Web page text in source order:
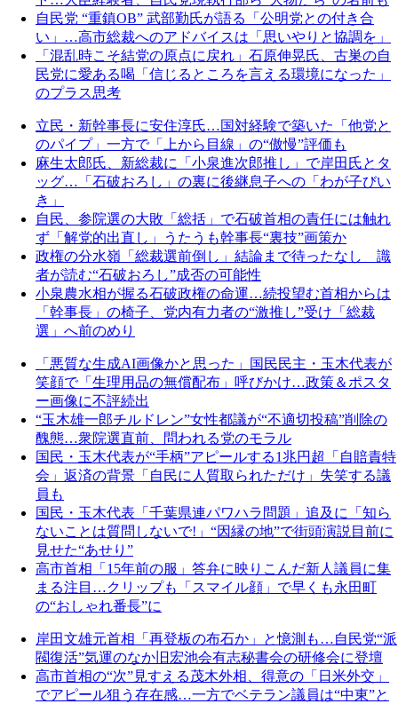
自民党 “重鎮OB” 武部勤氏が語る「公明党との付き合
い」…高市総裁へのアドバイスは「思いやりと協調を」
「混乱時こそ結党の原点に戻れ」石原伸晃氏、古巣の自
民党に愛ある喝「信じるところを言える環境になった」
のプラス思考
立民・新幹事長に安住淳氏…国対経験で築いた「他党と
のパイプ」一方で「上から目線」の“傲慢”評価も
麻生太郎氏、新総裁に「小泉進次郎推し」で岸田氏とタ
ッグ…「石破おろし」の裏に後継息子への「わが子びい
き」
自民、参院選の大敗「総括」で石破首相の責任には触れ
ず「解党的出直し」うたうも幹事長“裏技”画策か
政権の分水嶺「総裁選前倒し」結論まで待ったなし 識
者が読む“石破おろし”成否の可能性
小泉農水相が握る石破政権の命運…続投望む首相からは
「幹事長」の椅子、党内有力者の“激推し”受け「総裁
選」へ前のめり
「悪質な生成AI画像かと思った」国民民主・玉木代表が
笑顔で「生理用品の無償配布」呼びかけ…政策＆ポスタ
ー画像に不評続出
“玉木雄一郎チルドレン”女性都議が“不適切投稿”削除の
醜態…衆院選直前、問われる党のモラル
国民・玉木代表が“手柄”アピールする1兆円超「自賠責特
会」返済の背景「自民に人質取られただけ」失笑する議
員も
国民・玉木代表「千葉県連パワハラ問題」追及に「知ら
ないことは質問しないで!」“因縁の地”で街頭演説目前に
見せた“あせり”
高市首相「15年前の服」答弁に映りこんだ新人議員に集
まる注目…クリップも「スマイル顔」で早くも永田町
の“おしゃれ番長”に
岸田文雄元首相「再登板の布石か」と憶測も…自民党“派
閥復活”気運のなか旧宏池会有志秘書会の研修会に登壇
高市首相の“次”見すえる茂木外相、得意の「日米外交」
でアピール狙う存在感…一方でベテラン議員は“中東”と